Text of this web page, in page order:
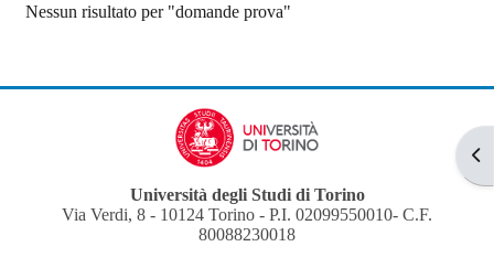
Nessun risultato per "domande prova"
Università degli Studi di Torino
Via Verdi, 8 - 10124 Torino - P.I. 02099550010- C.F.
80088230018